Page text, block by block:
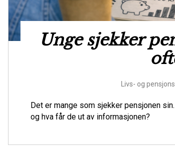
Unge sjekker
Livs- og
Det er mange som sjekker pensjonen
og hva får de ut av informasjonen?